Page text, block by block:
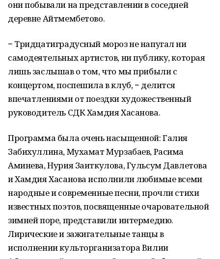
они побывали на представлении в соседней
деревне Айтмембетово.
− Тридцатиградусный мороз не напугал ни
самодеятельных артистов, ни публику, которая
лишь заслышав о том, что мы прибыли с
концертом, поспешила в клуб, − делится
впечатлениями от поездки художественный
руководитель СДК Хамдия Хасанова.
Программа была очень насыщенной: Галия
Забихуллина, Мухамат Мурзабаев, Расима
Аминева, Нурия Заиткулова, Гульсум Давлетова
и Хамдия Хасанова исполнили любимые всеми
народные и современные песни, прочли стихи
известных поэтов, посвященные очаровательной
зимней поре, представили интермедию.
Лирические и зажигательные танцы в
исполнении культорганизатора Вилии